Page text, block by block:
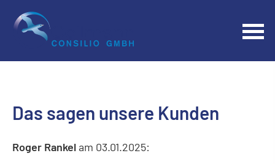
Das sagen unsere Kunden
Roger Rankel am 03.01.2025: